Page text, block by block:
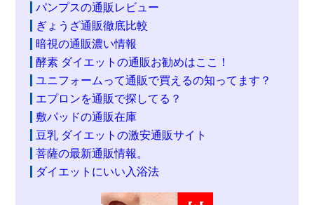
パンプスの通販レビュー
ぎょうざ通販徹底比較
暗視の通販濃い情報
酵素 ダイエットの通販お勧めはここ！
ユニフォームって通販で買えるの知ってます？
エプロンを通販で探してる？
敷パッドの通販在庫
豆乳 ダイエットの激安通販サイト
菩薩の最新通販情報。
ダイエットにいい入浴法